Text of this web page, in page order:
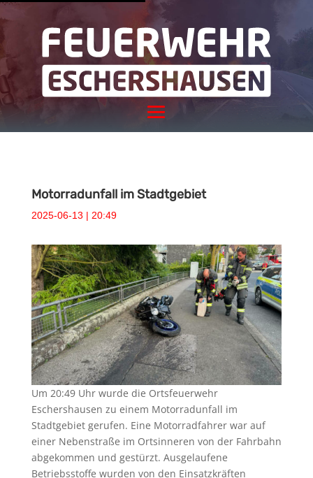
Motorradunfall im Stadtgebiet
2025-06-13 | 20:49
Um 20:49 Uhr wurde die Ortsfeuerwehr
Eschershausen zu einem Motorradunfall im
Stadtgebiet gerufen. Eine Motorradfahrer war auf
einer Nebenstraße im Ortsinneren von der Fahrbahn
abgekommen und gestürzt. Ausgelaufene
Betriebsstoffe wurden von den Einsatzkräften